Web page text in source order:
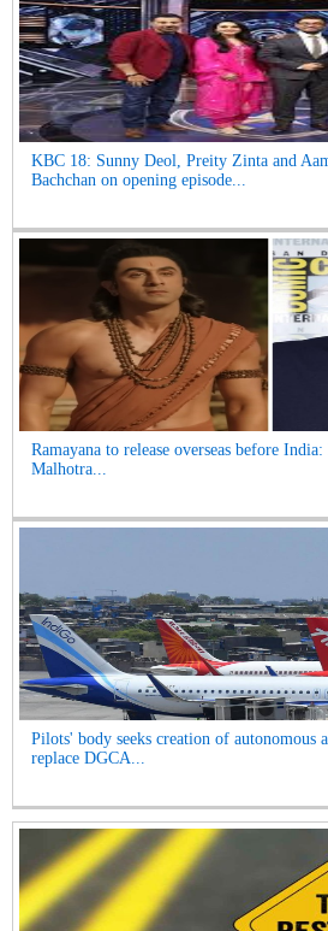
KBC 18: Sunny Deol, Preity Zinta and
Bachchan on opening episode...
Ramayana to release overseas before
Malhotra...
Pilots' body seeks creation of autonomous
replace DGCA...